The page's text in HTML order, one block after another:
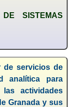
DE SISTEMAS
de servicios de
analítica para
actividades
Granada y sus